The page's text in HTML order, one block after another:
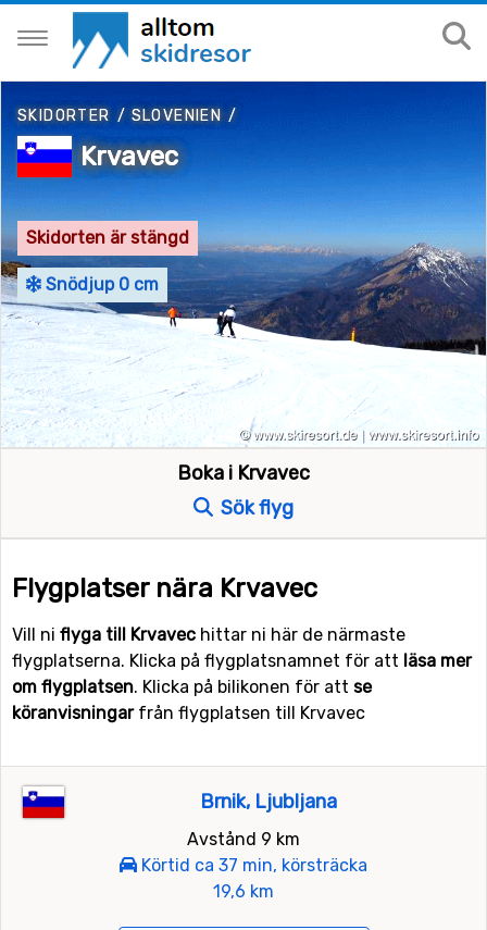
SKIDORTER / SLOVENIEN /
Krvavec
Skidorten är stängd
Snödjup 0 cm
Boka i Krvavec
Sök flyg
Flygplatser nära Krvavec
Vill ni flyga till Krvavec hittar ni här de närmaste
flygplatserna. Klicka på flygplatsnamnet för att läsa mer
om flygplatsen. Klicka på bilikonen för att se
köranvisningarfrån flygplatsen till Krvavec
Brnik, Ljubljana
Avstånd 9 km
Körtid ca 37 min, körsträcka
19,6 km